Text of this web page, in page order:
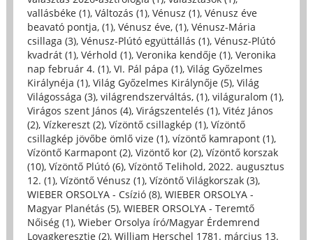
vallásbéke (1), Változás (1), Vénusz (1), Vénusz éve
beavató pontja, (1), Vénusz éve, (1), Vénusz-Mária
csillaga (3), Vénusz-Plútó együttállás (1), Vénusz-Plútó
kvadrát (1), Vérhold (1), Veronika kendője (1), Veronika
nap február 4. (1), VI. Pál pápa (1), Világ Győzelmes
Királynéja (1), Világ Győzelmes Királynője (5), Világ
Világossága (3), világrendszerváltás, (1), világuralom (1),
Virágos szent János (4), Virágszentelés (1), Vitéz János
(2), Vízkereszt (2), Vízöntő csillagkép (1), Vízöntő
csillagkép jövőbe ömlő vize (1), vízöntő kamrapont (1),
Vízöntő Karmapont (2), Vizöntő kor (2), Vízöntő korszak
(10), Vízöntő Plútó (6), Vízöntő Telihold, 2022. augusztus
12. (1), Vízöntő Vénusz (1), Vízöntő Világkorszak (3),
WIEBER ORSOLYA - Csízió (8), WIEBER ORSOLYA -
Magyar Planétás (5), WIEBER ORSOLYA - Teremtő
Nőiség (1), Wieber Orsolya író/Magyar Érdemrend
Lovagkeresztje (2), William Herschel 1781. március 13.